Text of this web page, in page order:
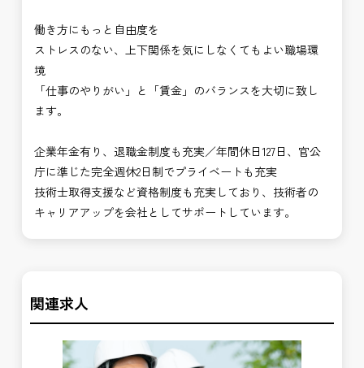
働き方にもっと自由度を
ストレスのない、上下関係を気にしなくてもよい職場環
境
「仕事のやりがい」と「賃金」のバランスを大切に致し
ます。
企業年金有り、退職金制度も充実／年間休日127日、官公
庁に準じた完全週休2日制でプライベートも充実
技術士取得支援など資格制度も充実しており、技術者の
キャリアアップを会社としてサポートしています。
関連求人